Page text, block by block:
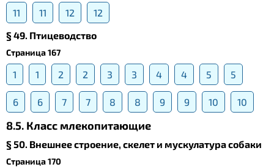
11 11 12
12
§ 49. Птицеводство
Страница 167
1 1 2 2 3 3 4 4 5 5
6 6 7 7 8 8 9 9 10 10
8.5. Класс млекопитающие
§ 50. Внешнее строение, скелет и мускулатура собаки
Страница 170